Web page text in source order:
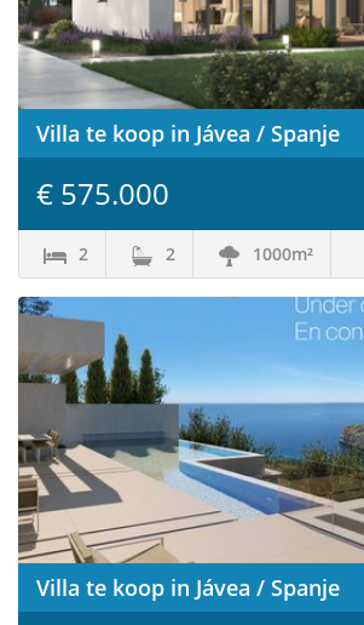
Villa te koop in Jávea / Spanje
€ 575.000
2 2 1000m²
Villa te koop in Jávea / Spanje